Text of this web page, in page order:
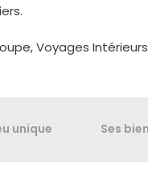
Voyages
unique Ses